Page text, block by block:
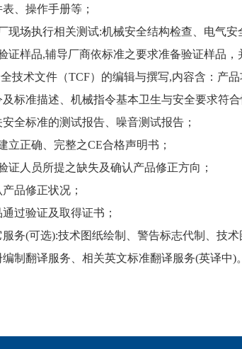
、操作手册等；
现场执行相关测试:机械安全结构检查、电气安
证样品,辅导厂商依标准之要求准备验证样品，
技术文件（TCF）的编辑与撰写,内容含：产
及标准描述、机械指令基本卫生与安全要求
全标准的测试报告、噪音测试报告；
立正确、完整之CE合格声明书；
证人员所提之缺失及确认产品修正方向；
品修正状况；
过验证及取得证书；
服务(可选):技术图纸绘制、警告标志代制、技
制翻译服务、相关英文标准翻译服务(英译中)。